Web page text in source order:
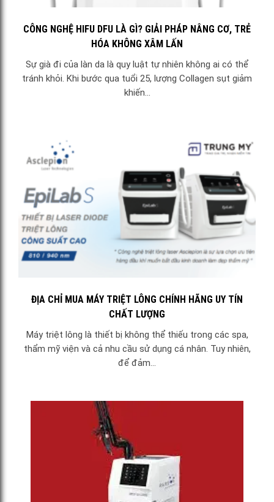
CÔNG NGHỆ HIFU DFU LÀ GÌ? GIẢI PHÁP NÂNG CƠ, TRẺ
HÓA KHÔNG XÂM LẤN
Sự già đi của làn da là quy luật tự nhiên không ai có thể
tránh khỏi. Khi bước qua tuổi 25, lượng Collagen sụt giảm
khiến...
ĐỊA CHỈ MUA MÁY TRIỆT LÔNG CHÍNH HÃNG UY TÍN
CHẤT LƯỢNG
Máy triệt lông là thiết bị không thể thiếu trong các spa,
thẩm mỹ viện và cả nhu cầu sử dụng cá nhân. Tuy nhiên,
để đảm...